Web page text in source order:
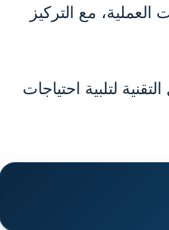
مع التركيز
لتلبية احتياجات